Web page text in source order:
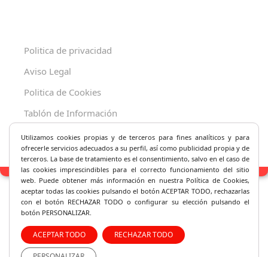
Politica de privacidad
Aviso Legal
Politica de Cookies
Tablón de Información
Decreto 625/2019
Utilizamos cookies propias y de terceros para fines analíticos y para
ofrecerle servicios adecuados a su perfil, así como publicidad propia y de
terceros. La base de tratamiento es el consentimiento, salvo en el caso de
las cookies imprescindibles para el correcto funcionamiento del sitio
web. Puede obtener más información en nuestra Política de Cookies,
aceptar todas las cookies pulsando el botón ACEPTAR TODO, rechazarlas
con el botón RECHAZAR TODO o configurar su elección pulsando el
botón PERSONALIZAR.
ACEPTAR TODO RECHAZAR TODO